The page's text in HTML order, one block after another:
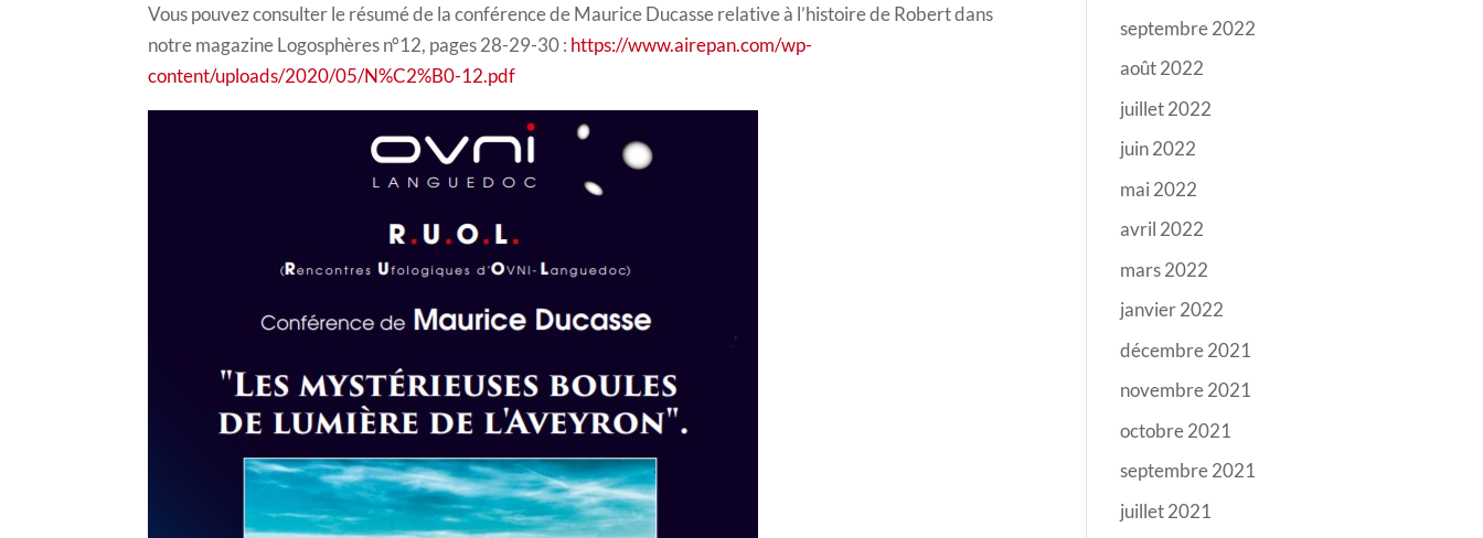
Vous pouvez consulter le résumé de la conférence de Maurice Ducasse relative à l’histoire de Robert dans
notre magazine Logosphères n°12, pages 28-29-30 : https://www.airepan.com/wp-
content/uploads/2020/05/N%C2%B0-12.pdf
septembre 2022
août 2022
juillet 2022
juin 2022
mai 2022
avril 2022
mars 2022
janvier 2022
décembre 2021
novembre 2021
octobre 2021
septembre 2021
juillet 2021